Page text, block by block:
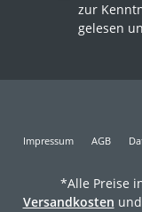
zur
gelesen
Impressum AGB
*Alle Preise
Versandkosten